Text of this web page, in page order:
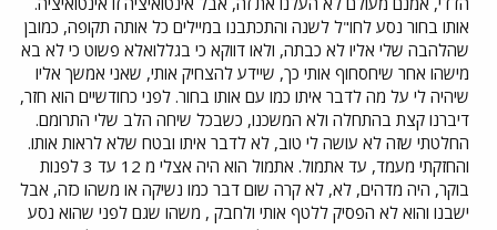
אותו בחור נסע לחו"ל לשנה והתכתבנו במיילים כל אותה תקופה, כמובן
שהלהבה שלי אליו לא כבתה, ולאו דווקא כי בגללואלא פשוט כי לא בא
מישהו אחר שיחסחוף אותי כך, שיידע להצחיק אותי, שאני אמשך אליו
שיהיה לי על מה לדבר איתו כמו עם אותו בחור. לפני כחודשיים הוא חזר,
דיברנו קצת בהתחלה ולא המשכנו, כשבכל שיחה הלב שלי התרומם.
החלטתי שזה לא עושה לי טוב, לא לדבר איתו ובטח שלא לראות אותו.
והחזקתי מעמד, עד אתמול. אתמול הוא היה אצלי מ 12 עד 3 לפנות
בוקר, היה מדהים, לא, לא קרה שום דבר כמו נשיקה או משהו כזה, אבל
ישבנו והוא לא הפסיק ללטף אותי ולחבק , משהו שגם לפני שהוא נסע